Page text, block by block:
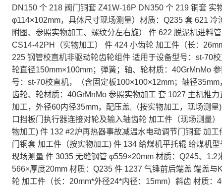
DN150 个 218 阀门铜套 Z41W-16P DN350 个 219 铜套
φ114×102mm，具体尺寸现场测量）材质：Q235 套 621
附图、参照实物加工、螺纹分左右旋） 件 622 脱泥机进料
CS14-42PH（实物加工） 件 424 小齿轮 加工件（长：
225 钢管校直机非驱动轮齿轮组件 适用于设备型号：st-70
轮直径150mm×100mm；弹簧；轴、轮材质：40GrMnMo
号：st-70校直机，（含固定板100×100×12mm；轴径
齿轮、轮材质：40GrMnMo 参照实物加工 套 1027 主机推
加工，外径60内径35mm，配压盖,（按实物加工，现场测
口挡板门执行器连接对轮及输入轴齿轮 加工件（现场测量
物加工) 件 132 #2炉再热器事故减温水电动调节门铜套 加
门铜套 加工件（按实物加工) 件 134 给煤机平托辊 给煤机
现场测量 件 3035 无缝钢管 φ559×20mm 材质：Q245、
566×厚度20mm 材质：Q235 件 1237 气锤前后端盖 端盖
轮 加工件（长：20mm*外径24*内径：15mm）斜齿 材质：